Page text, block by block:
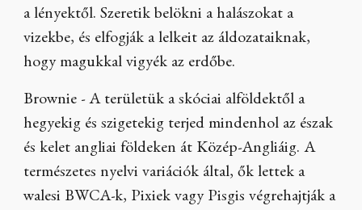
a lényektől. Szeretik belökni a halászokat a
vizekbe, és elfogják a lelkeit az áldozataiknak,
hogy magukkal vigyék az erdőbe.
Brownie - A területük a skóciai alföldektől a
hegyekig és szigetekig terjed mindenhol az észak
és kelet angliai földeken át Közép-Angliáig. A
természetes nyelvi variációk által, ők lettek a
walesi BWCA-k, Pixiek vagy Pisgis végrehajtják a